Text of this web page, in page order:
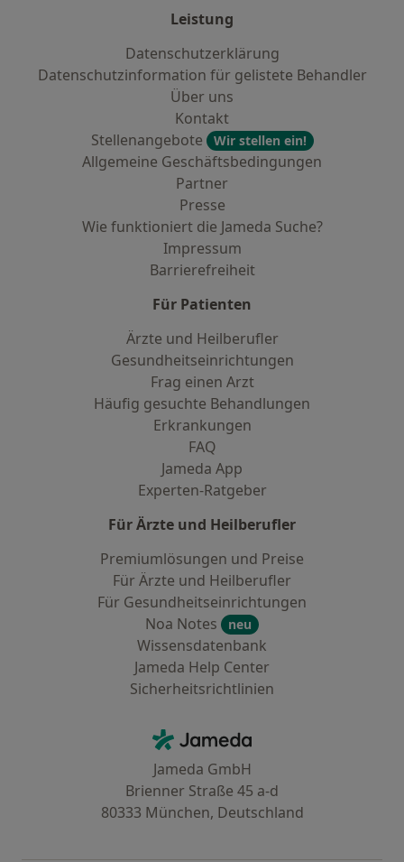
Leistung
Datenschutzerklärung
Datenschutzinformation für gelistete Behandler
Über uns
Kontakt
Stellenangebote
Wir stellen ein!
Allgemeine Geschäftsbedingungen
Partner
Presse
Wie funktioniert die Jameda Suche?
Impressum
Barrierefreiheit
Für Patienten
Ärzte und Heilberufler
Gesundheitseinrichtungen
Frag einen Arzt
Häufig gesuchte Behandlungen
Erkrankungen
FAQ
Jameda App
Experten-Ratgeber
Für Ärzte und Heilberufler
Premiumlösungen und Preise
Für Ärzte und Heilberufler
Für Gesundheitseinrichtungen
Noa Notes
neu
Wissensdatenbank
Jameda Help Center
Sicherheitsrichtlinien
Jameda - Startseite
Jameda GmbH
Brienner Straße 45 a-d
80333 München, Deutschland